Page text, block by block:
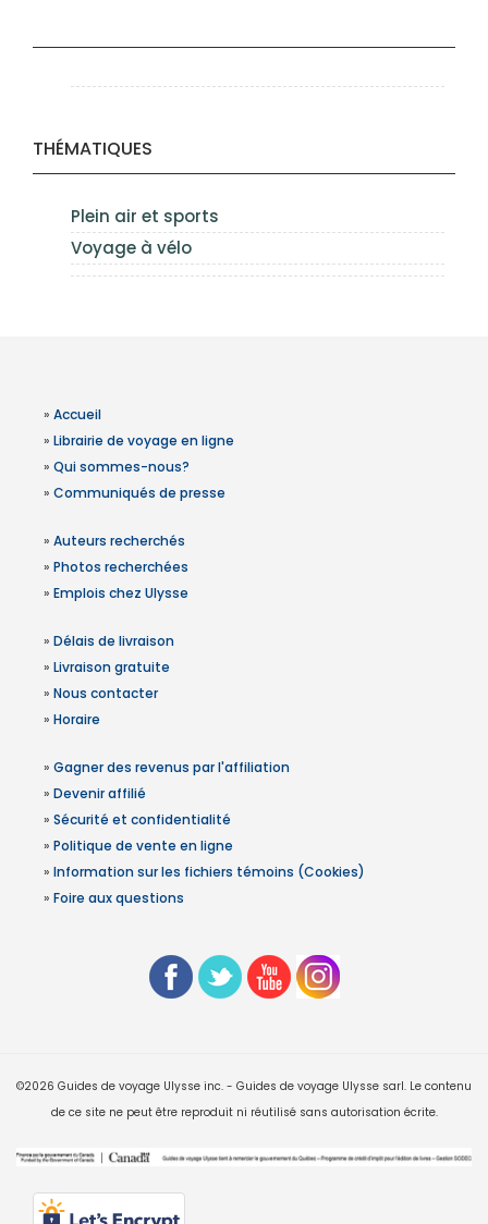
THÉMATIQUES
Plein air et sports
Voyage à vélo
» Accueil
» Librairie de voyage en ligne
» Qui sommes-nous?
» Communiqués de presse
» Auteurs recherchés
» Photos recherchées
» Emplois chez Ulysse
» Délais de livraison
» Livraison gratuite
» Nous contacter
» Horaire
» Gagner des revenus par l'affiliation
» Devenir affilié
» Sécurité et confidentialité
» Politique de vente en ligne
» Information sur les fichiers témoins (Cookies)
» Foire aux questions
©2026 Guides de voyage Ulysse inc. - Guides de voyage Ulysse sarl. Le contenu
de ce site ne peut être reproduit ni réutilisé sans autorisation écrite.